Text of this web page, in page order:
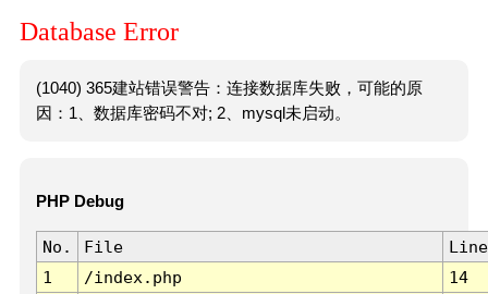
Database Error
(1040) 365建站错误警告：连接数据库失败，可能的原
因：1、数据库密码不对; 2、mysql未启动。
PHP Debug
No. File
Line
1
/index.php 14